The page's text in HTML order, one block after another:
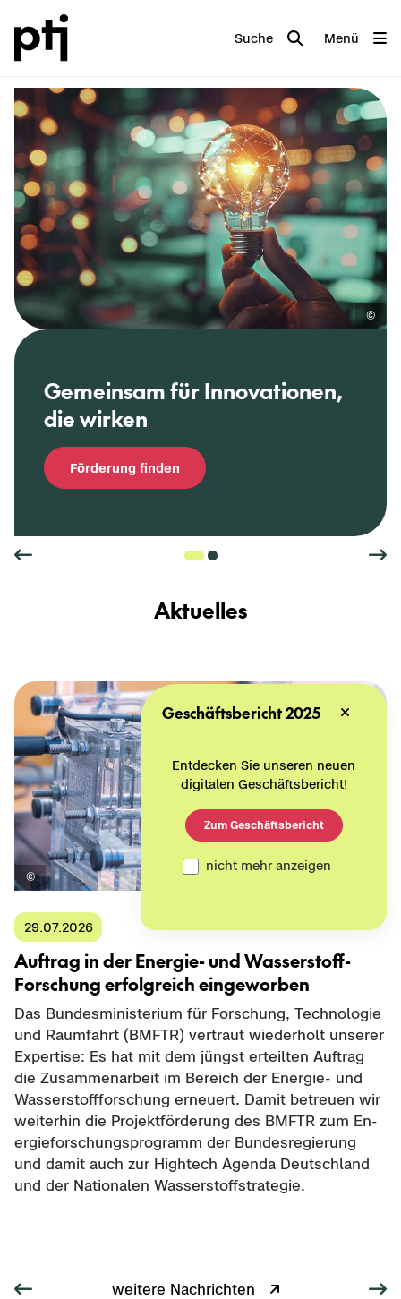
Suche Menü
Der Pro­jekt­trä­ger Jü­lich (PtJ),
Ge­mein­sam fürInnovationen,
die wir­ken
För­de­rung fin­den
Ak­tu­el­les
29.07.2026
Auf­trag in der Energie-​ und Wasserstoff-​
Forschung er­folg­reich ein­ge­wor­ben
Das Bun­des­mi­nis­te­ri­um für For­schung, Tech­no­lo­gie
und Raum­fahrt (BMFTR) ver­traut wie­der­holt un­se­rer
Ex­per­ti­se: Es hat mit dem jüngst er­teil­ten Auf­trag
die Zu­sam­men­ar­beit im Be­reich der Energie-​ und
Was­ser­stoff­for­schung er­neu­ert. Damit be­treu­en wir
wei­ter­hin die Pro­jekt­för­de­rung des BMFTR zum En­
er­gie­for­schungs­pro­gramm der Bun­des­re­gie­rung
und damit auch zur High­tech Agen­da Deutsch­land
und der Na­tio­na­len Was­ser­stoff­stra­te­gie.
wei­te­re Nach­rich­ten
Geschäftsbericht 2025
Entdecken Sie unseren neuen
digitalen Geschäftsbericht!
Zum Geschäftsbericht
nicht mehr anzeigen